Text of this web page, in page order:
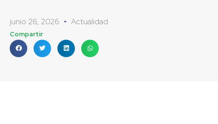
junio 26, 2026 Actualidad
Compartir